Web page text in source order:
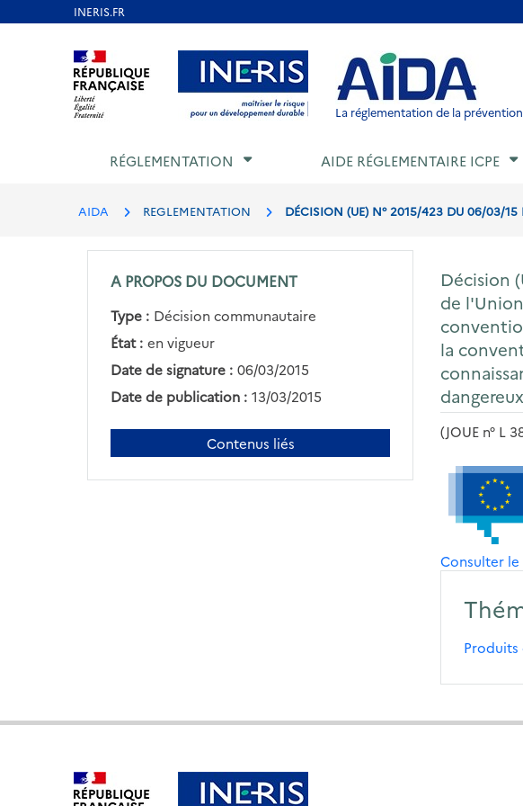
Aller au contenu Aller au menu Aller au pied de page
La réglementation de la
RÉGLEMENTATION AIDE RÉGLEMENTAIRE ICPE
AIDA REGLEMENTATION DÉCISION (UE) N° 2015/423 DU 06/03/
A PROPOS DU DOCUMENT
Type : Décision communautaire
État : en vigueur
Date de signature : 06/03/2015
Date de publication : 13/03/2015
Contenus liés
Décision
de
la
(JOUE n° L
Consulter le